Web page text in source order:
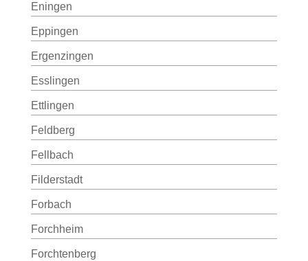
Eningen
Eppingen
Ergenzingen
Esslingen
Ettlingen
Feldberg
Fellbach
Filderstadt
Forbach
Forchheim
Forchtenberg